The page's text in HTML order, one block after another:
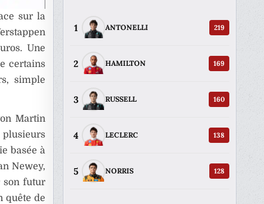
sur la
Une
certains
simple
Martin
plusieurs
basée à
Newey,
son futur
quête de
1 ANTONELLI 219
2 HAMILTON 169
3 RUSSELL 160
4 LECLERC 138
5 NORRIS 128